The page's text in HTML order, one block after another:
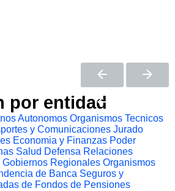
por entidad
Autonomos Organismos Tecnicos
y Comunicaciones Jurado
Economia y Finanzas Poder
Salud Defensa Relaciones
Gobiernos Regionales Organismos
de Banca Seguros y
de Fondos de Pensiones